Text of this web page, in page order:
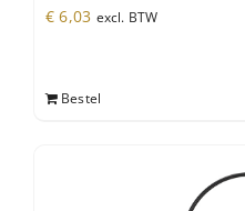
€ 6,03 excl. BTW
Bestel